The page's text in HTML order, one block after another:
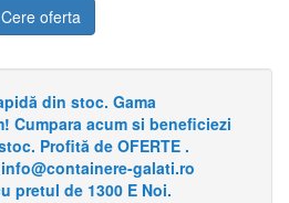
Cere oferta
din stoc. Gama
Cumpara acum si beneficiezi
Profită de OFERTE .
galati.ro
pretul de 1300 E Noi.